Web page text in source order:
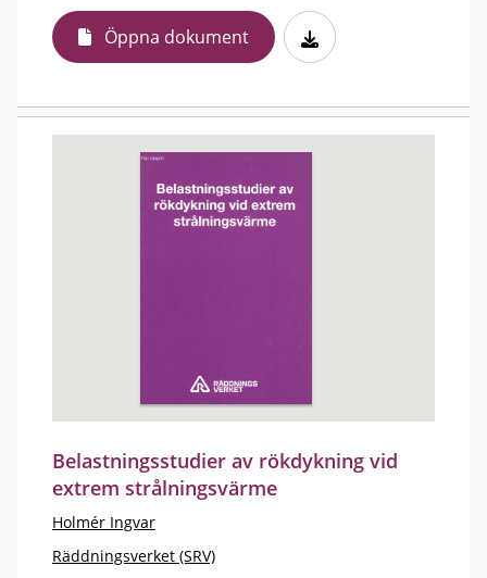
Öppna dokument
Belastningsstudier av rökdykning vid
extrem strålningsvärme
Holmér Ingvar
Räddningsverket (SRV)